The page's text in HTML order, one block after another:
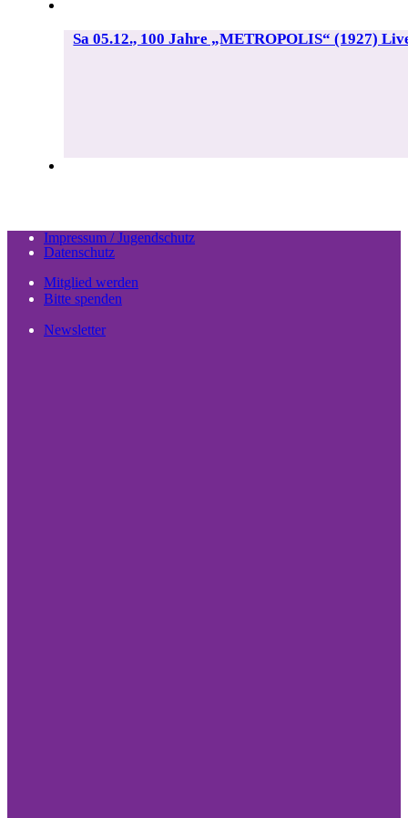
Sa 05.12., 100 Jahre „METROPOLIS“ (1927)
Impressum / Jugendschutz
Datenschutz
Mitglied werden
Bitte spenden
Newsletter